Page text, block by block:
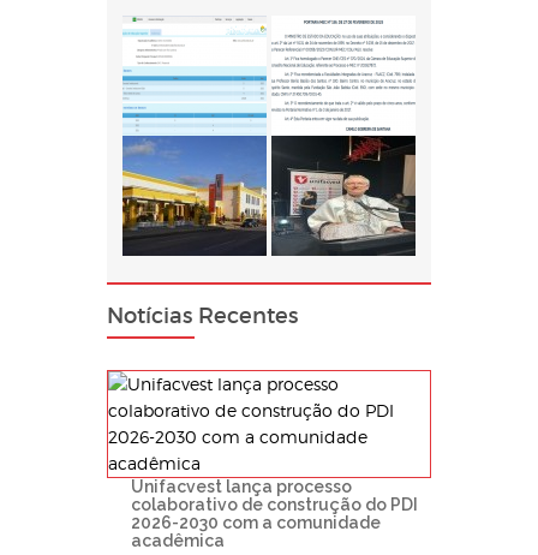
Notícias Recentes
Unifacvest lança processo
colaborativo de construção do PDI
2026-2030 com a comunidade
acadêmica